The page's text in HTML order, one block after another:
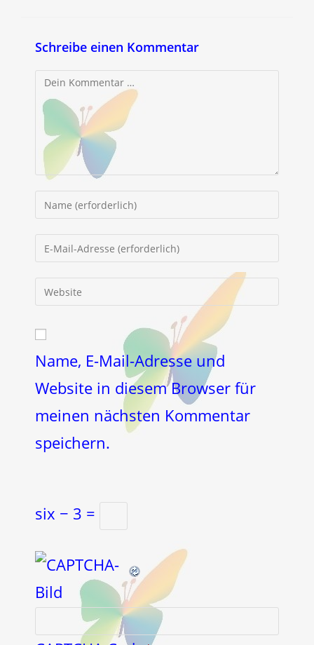
Schreibe einen Kommentar
Kommentar
deinen
Namen
oder
Kommentieren
deine
E-
Mail-
zum
ein
deine
URL
ein
(optional)
Name, E-Mail-Adresse und
Website in diesem Browser für
meinen nächsten Kommentar
speichern.
six − 3 =